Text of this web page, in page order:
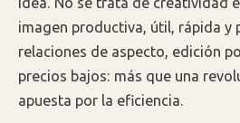
imagen productiva, útil, rápida y
relaciones de aspecto, edición
precios bajos: más que una
apuesta por la eficiencia.